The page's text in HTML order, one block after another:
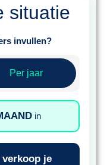
situatie
invullen?
Per jaar
in
verkoop je